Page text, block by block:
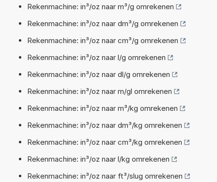
Rekenmachine: in³/oz naar m³/g omrekenen
Rekenmachine: in³/oz naar dm³/g omrekenen
Rekenmachine: in³/oz naar cm³/g omrekenen
Rekenmachine: in³/oz naar l/g omrekenen
Rekenmachine: in³/oz naar dl/g omrekenen
Rekenmachine: in³/oz naar m/gl omrekenen
Rekenmachine: in³/oz naar m³/kg omrekenen
Rekenmachine: in³/oz naar dm³/kg omrekenen
Rekenmachine: in³/oz naar cm³/kg omrekenen
Rekenmachine: in³/oz naar l/kg omrekenen
Rekenmachine: in³/oz naar ft³/slug omrekenen